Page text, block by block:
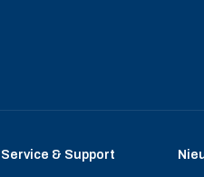
Service & Support